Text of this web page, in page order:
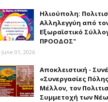
Ηλιούπολη:
Aλληλεγγύη από
Εξωραϊστικό
ΠΡΟΟΔΟΣ"
June 01, 2026
Αποκλειστική -
«Συνεργασίες
Μέλλον, τον
Συμμετοχή των